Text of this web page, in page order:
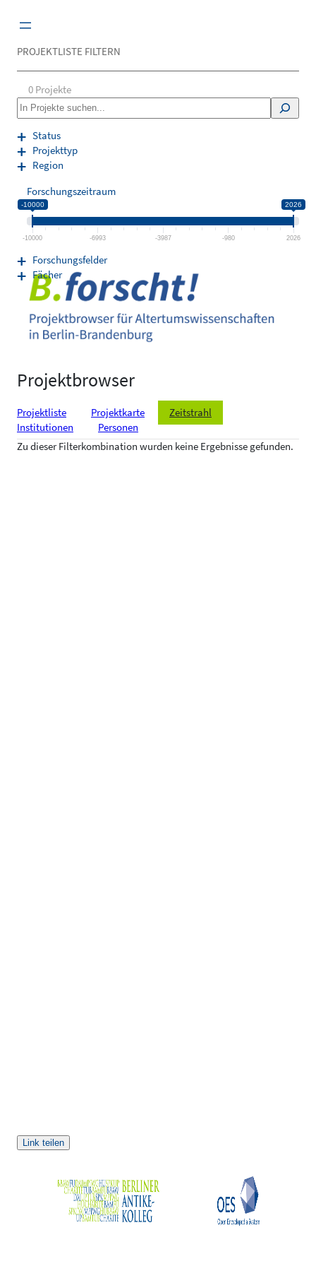
Inhalt
Projektbrowser
Projektliste Projektkarte
Zeitstrahl
Institutionen
Personen
Zu dieser Filterkombination wurden keine Ergebnisse gefunden.
Link teilen
PROJEKTLISTE FILTERN
0 Projekte
S
e
a
r
c
Status
Projekttyp
Region
Forschungszeitraum
-10000 2026
-10000 -6993 -3987 -980 2026
Forschungsfelder
Fächer